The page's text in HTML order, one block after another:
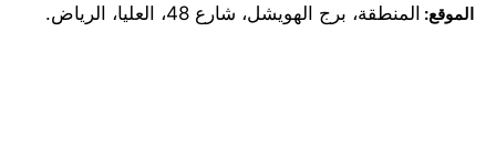
الموقع: المنطقة، برج الهويشل، شارع 48، العليا، الرياض.